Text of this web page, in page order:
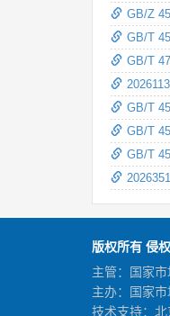
GB/Z
GB/T
GB/T
GB/T
GB/T
GB/T
版权所有 侵
主管：国家
主办：国家
技术支持：